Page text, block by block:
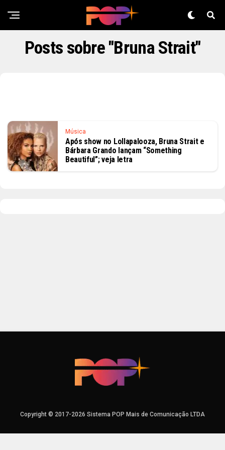
Posts sobre "Bruna Strait"
Música
Após show no Lollapalooza, Bruna Strait e
Bárbara Grando lançam “Something
Beautiful”; veja letra
Copyright © 2017-2026 Sistema POP Mais de Comunicação LTDA